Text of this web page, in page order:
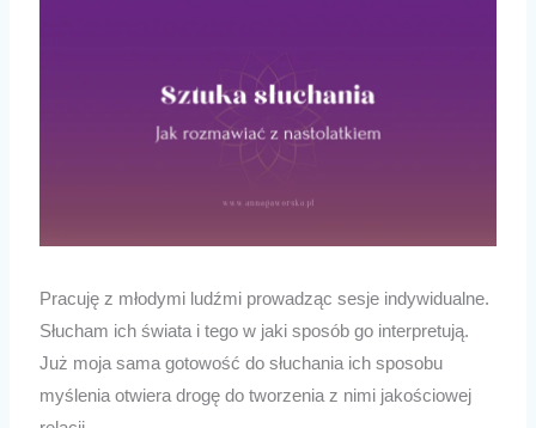
Pracuję z młodymi ludźmi prowadząc sesje indywidualne.
Słucham ich świata i tego w jaki sposób go interpretują.
Już moja sama gotowość do słuchania ich sposobu
myślenia otwiera drogę do tworzenia z nimi jakościowej